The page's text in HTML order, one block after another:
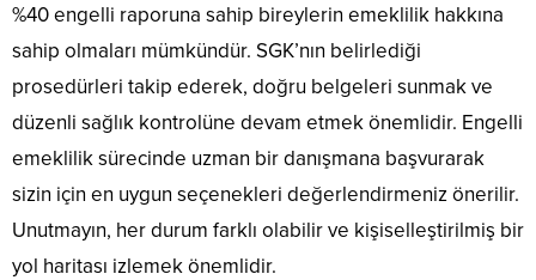
%40 engelli raporuna sahip bireylerin emeklilik hakkına
sahip olmaları mümkündür. SGK’nın belirlediği
prosedürleri takip ederek, doğru belgeleri sunmak ve
düzenli sağlık kontrolüne devam etmek önemlidir. Engelli
emeklilik sürecinde uzman bir danışmana başvurarak
sizin için en uygun seçenekleri değerlendirmeniz önerilir.
Unutmayın, her durum farklı olabilir ve kişiselleştirilmiş bir
yol haritası izlemek önemlidir.